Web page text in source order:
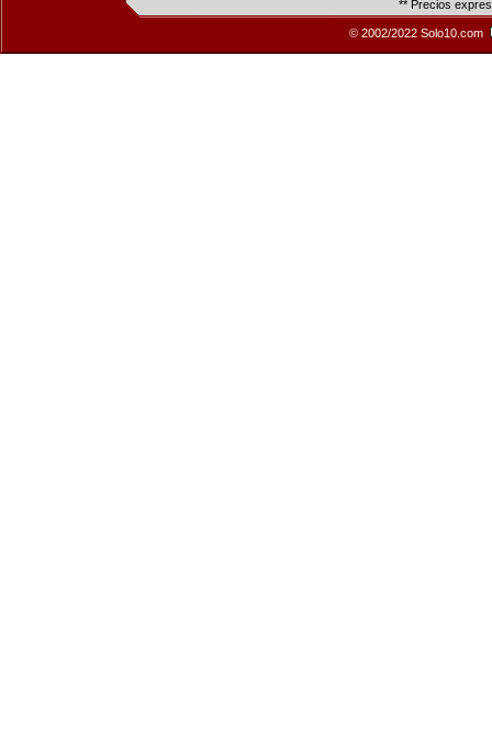
** Precios
© 2002/2022 Solo10.com